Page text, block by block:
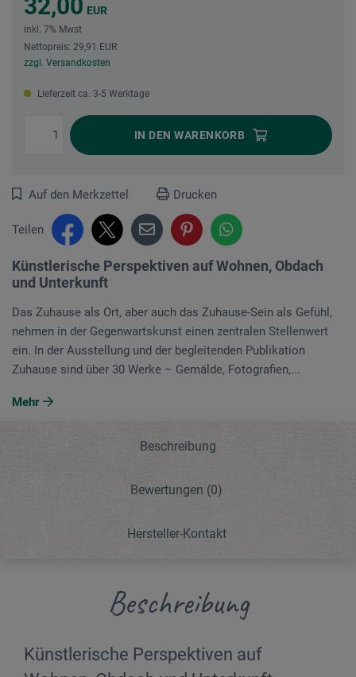
32,00 EUR
inkl. 7% Mwst
Nettopreis: 29,91 EUR
zzgl. Versandkosten
Lieferzeit ca. 3-5 Werktage
IN DEN WARENKORB
Auf den Merkzettel Drucken
Teilen
Künstlerische Perspektiven auf Wohnen, Obdach
und Unterkunft
Das Zuhause als Ort, aber auch das Zuhause-Sein als Gefühl,
nehmen in der Gegenwartskunst einen zentralen Stellenwert
ein. In der Ausstellung und der begleitenden Publikation
Zuhause sind über 30 Werke – Gemälde, Fotografien,...
Mehr
Beschreibung
Bewertungen (0)
Hersteller-Kontakt
Beschreibung
Künstlerische Perspektiven auf